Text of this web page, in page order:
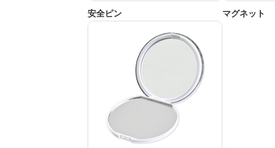
安全ピン マグネット